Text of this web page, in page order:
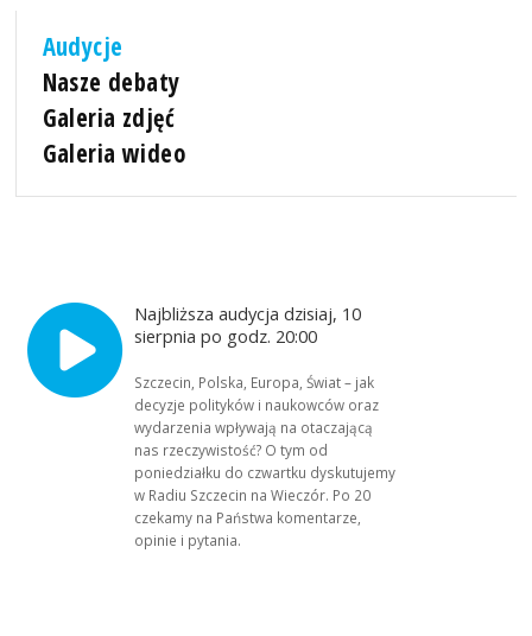
Audycje
Nasze debaty
Galeria zdjęć
Galeria wideo
Najbliższa audycja dzisiaj, 10
sierpnia po godz. 20:00
Szczecin, Polska, Europa, Świat – jak
decyzje polityków i naukowców oraz
wydarzenia wpływają na otaczającą
nas rzeczywistość? O tym od
poniedziałku do czwartku dyskutujemy
w Radiu Szczecin na Wieczór. Po 20
czekamy na Państwa komentarze,
opinie i pytania.